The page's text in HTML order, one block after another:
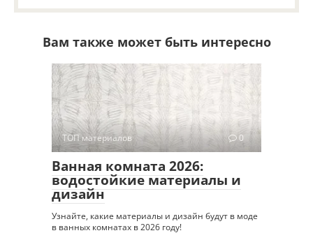
Вам также может быть интересно
ТОП материалов 0
Ванная комната 2026:
водостойкие материалы и
дизайн
Узнайте, какие материалы и дизайн будут в моде
в ванных комнатах в 2026 году!